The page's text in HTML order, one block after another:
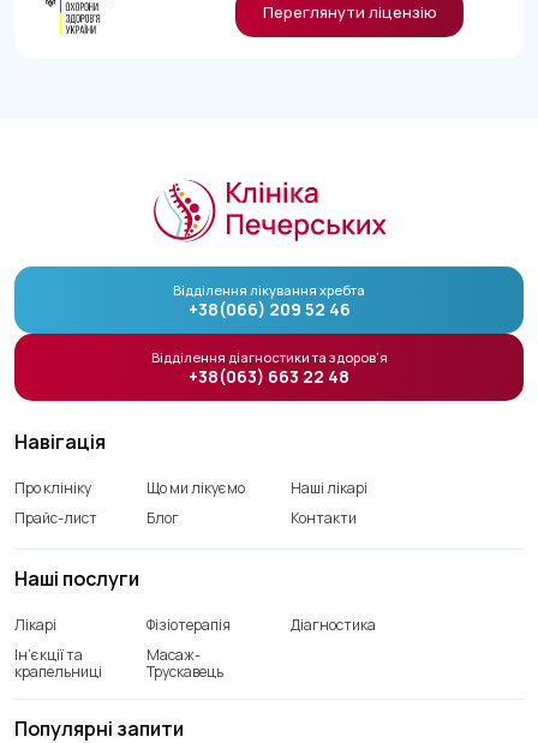
Переглянути ліцензію
Навігація
Про клініку Що ми лікуємо
Наші лікарі
Прайс-лист
Блог Контакти
Наші послуги
Лікарі Фізіотерапія
Діагностика
Ін’єкції та
крапельниці
Масаж-
Трускавець
Популярні запити
Відділення лікування хребта
+38(066) 209 52 46
Відділення діагностики та здоров’я
+38(063) 663 22 48